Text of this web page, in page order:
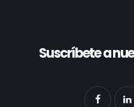
Suscríbete a